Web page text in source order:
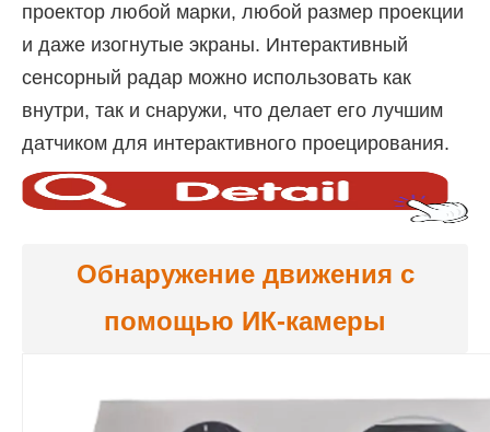
проектор любой марки, любой размер проекции
и даже изогнутые экраны. Интерактивный
сенсорный радар можно использовать как
внутри, так и снаружи, что делает его лучшим
датчиком для интерактивного проецирования.
Обнаружение движения с
помощью ИК-камеры